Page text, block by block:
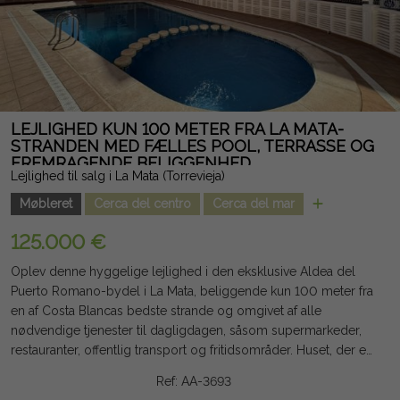
fejl.
LEJLIGHED KUN 100 METER FRA LA MATA-
STRANDEN MED FÆLLES POOL, TERRASSE OG
FREMRAGENDE BELIGGENHED
Lejlighed til salg i La Mata (Torrevieja)
Møbleret
Cerca del centro Cerca del mar
125.000 €
Oplev denne hyggelige lejlighed i den eksklusive Aldea del
Puerto Romano-bydel i La Mata, beliggende kun 100 meter fra
en af Costa Blancas bedste strande og omgivet af alle
nødvendige tjenester til dagligdagen, såsom supermarkeder,
restauranter, offentlig transport og fritidsområder. Huset, der er
med et soveværelse, et badeværelse, en stue-spisestue med
Ref: AA-3693